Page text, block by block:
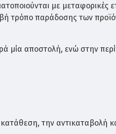
δέχεται πίεση 12
έντομα, ή βακτήρια
με μεταφορικές
τρόπο παράδοσης των
μία αποστολή, ενώ στην
την αντικαταβολή